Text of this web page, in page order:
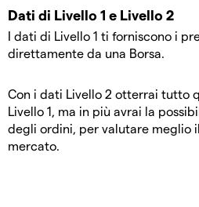
Dati di Livello 1 e Livello 2
I dati di Livello 1 ti forniscono i
direttamente da una Borsa.
Con i dati Livello 2 otterrai tutto
Livello 1, ma in più avrai la
degli ordini, per valutare meglio
mercato.